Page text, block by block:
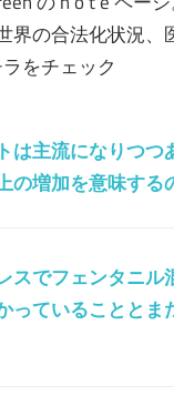
界の合法化状況、
をチェック
は主流になりつつ
の増加を意味する
スでフェンタニル
っていることとま